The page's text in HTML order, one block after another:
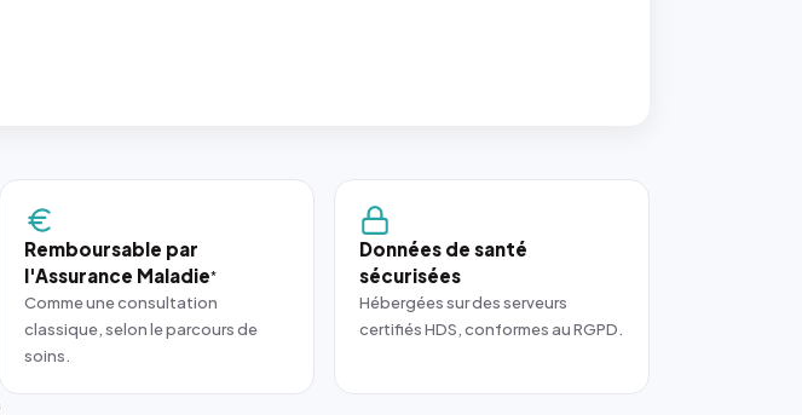
Remboursable par
l'Assurance Maladie*
Comme une consultation
classique, selon le parcours de
soins.
Données de santé
sécurisées
Hébergées sur des serveurs
certifiés HDS, conformes au RGPD.